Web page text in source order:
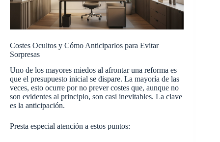
Costes Ocultos y Cómo Anticiparlos para Evitar
Sorpresas
Uno de los mayores miedos al afrontar una reforma es
que el presupuesto inicial se dispare. La mayoría de las
veces, esto ocurre por no prever costes que, aunque no
son evidentes al principio, son casi inevitables. La clave
es la anticipación.
Presta especial atención a estos puntos: